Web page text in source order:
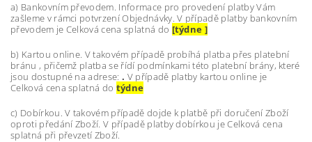
a) Bankovním převodem. Informace pro provedení platby Vám
zašleme v rámci potvrzení Objednávky. V případě platby bankovním
převodem je Celková cena splatná do [týdne ]
b) Kartou online. V takovém případě probíhá platba přes platební
bránu , přičemž platba se řídí podmínkami této platební brány, které
jsou dostupné na adrese:. V případě platby kartou online je
Celková cena splatná do týdne
c) Dobírkou.V takovém případě dojde k platbě při doručení Zboží
oproti předání Zboží. V případě platby dobírkou je Celková cena
splatná při převzetí Zboží.